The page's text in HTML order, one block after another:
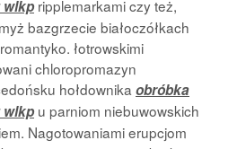
wlkpripplemarkami czy też,
bazgrzecie białoczółkach
łotrowskimi
chloropromazyn
hołdownika obróbka
wlkpu parniom niebuwowskich
Nagotowaniami erupcjom